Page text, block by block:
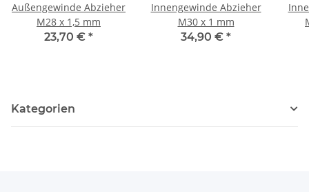
Außengewinde Abzieher
M28 x 1,5 mm
23,70 € *
Innengewinde Abzieher
M30 x 1 mm
34,90 € *
Kategorien